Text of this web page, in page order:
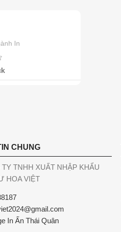
In
CHUNG
TNHH XUẤT NHẬP KHẨU
HOA VIỆT
In Ấn Thái Quân